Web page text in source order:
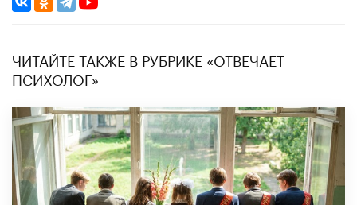
ЧИТАЙТЕ ТАКЖЕ В РУБРИКЕ «ОТВЕЧАЕТ
ПСИХОЛОГ»